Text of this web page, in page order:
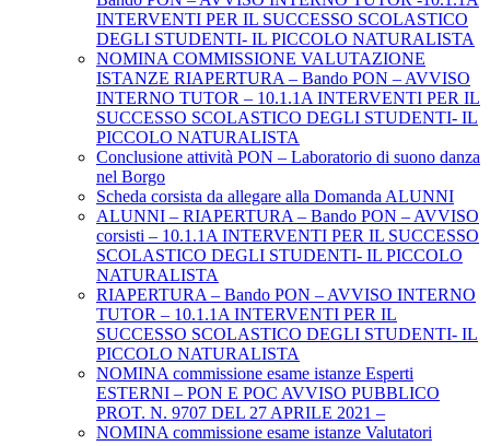
INTERVENTI PER IL SUCCESSO SCOLASTICO
DEGLI STUDENTI- IL PICCOLO NATURALISTA
NOMINA COMMISSIONE VALUTAZIONE
ISTANZE RIAPERTURA – Bando PON – AVVISO
INTERNO TUTOR – 10.1.1A INTERVENTI PER IL
SUCCESSO SCOLASTICO DEGLI STUDENTI- IL
PICCOLO NATURALISTA
Conclusione attività PON – Laboratorio di suono danza
nel Borgo
Scheda corsista da allegare alla Domanda ALUNNI
ALUNNI – RIAPERTURA – Bando PON – AVVISO
corsisti – 10.1.1A INTERVENTI PER IL SUCCESSO
SCOLASTICO DEGLI STUDENTI- IL PICCOLO
NATURALISTA
RIAPERTURA – Bando PON – AVVISO INTERNO
TUTOR – 10.1.1A INTERVENTI PER IL
SUCCESSO SCOLASTICO DEGLI STUDENTI- IL
PICCOLO NATURALISTA
NOMINA commissione esame istanze Esperti
ESTERNI – PON E POC AVVISO PUBBLICO
PROT. N. 9707 DEL 27 APRILE 2021 –
NOMINA commissione esame istanze Valutatori